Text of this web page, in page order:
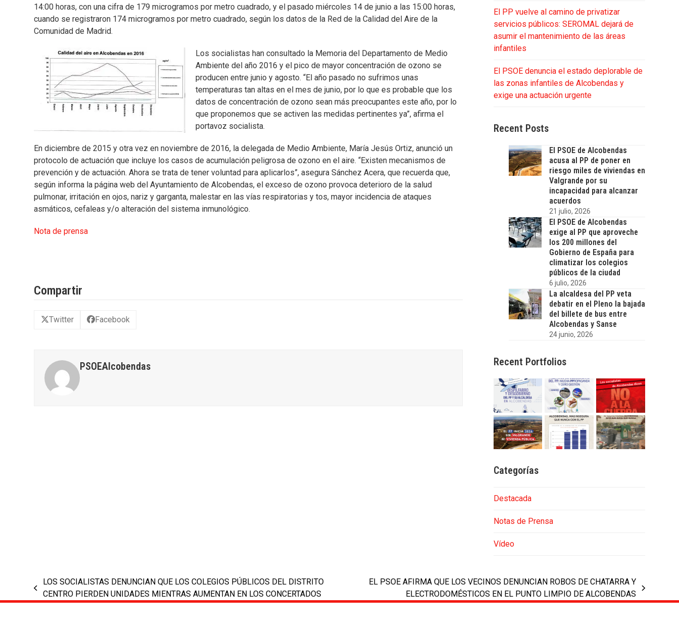
14:00 horas, con una cifra de 179 microgramos por metro cuadrado, y el pasado miércoles 14 de junio a las 15:00 horas,
cuando se registraron 174 microgramos por metro cuadrado, según los datos de la Red de la Calidad del Aire de la
Comunidad de Madrid.
Los socialistas han consultado la Memoria del Departamento de Medio
Ambiente del año 2016 y el pico de mayor concentración de ozono se
producen entre junio y agosto. “El año pasado no sufrimos unas
temperaturas tan altas en el mes de junio, por lo que es probable que los
datos de concentración de ozono sean más preocupantes este año, por lo
que proponemos que se activen las medidas pertinentes ya”, afirma el
portavoz socialista.
En diciembre de 2015 y otra vez en noviembre de 2016, la delegada de Medio Ambiente, María Jesús Ortiz, anunció un
protocolo de actuación que incluye los casos de acumulación peligrosa de ozono en el aire. “Existen mecanismos de
prevención y de actuación. Ahora se trata de tener voluntad para aplicarlos”, asegura Sánchez Acera, que recuerda que,
según informa la página web del Ayuntamiento de Alcobendas, el exceso de ozono provoca deterioro de la salud
pulmonar, irritación en ojos, nariz y garganta, malestar en las vías respiratorias y tos, mayor incidencia de ataques
asmáticos, cefaleas y/o alteración del sistema inmunológico.
Nota de prensa
Compartir
Twitter Facebook
PSOEAlcobendas
El PP vuelve al camino de privatizar
servicios públicos: SEROMAL dejará de
asumir el mantenimiento de las áreas
infantiles
El PSOE denuncia el estado deplorable de
las zonas infantiles de Alcobendas y
exige una actuación urgente
Recent Posts
El PSOE de Alcobendas
acusa al PP de poner en
riesgo miles de viviendas en
Valgrande por su
incapacidad para alcanzar
acuerdos
21 julio, 2026
El PSOE de Alcobendas
exige al PP que aproveche
los 200 millones del
Gobierno de España para
climatizar los colegios
públicos de la ciudad
6 julio, 2026
La alcaldesa del PP veta
debatir en el Pleno la bajada
del billete de bus entre
Alcobendas y Sanse
24 junio, 2026
Recent Portfolios
Categorías
Destacada
Notas de Prensa
Vídeo
previous
post:
LOS SOCIALISTAS DENUNCIAN QUE LOS COLEGIOS PÚBLICOS DEL DISTRITO
CENTRO PIERDEN UNIDADES MIENTRAS AUMENTAN EN LOS CONCERTADOS
post:
EL PSOE AFIRMA QUE LOS VECINOS DENUNCIAN ROBOS DE CHATARRA Y
ELECTRODOMÉSTICOS EN EL PUNTO LIMPIO DE ALCOBENDAS